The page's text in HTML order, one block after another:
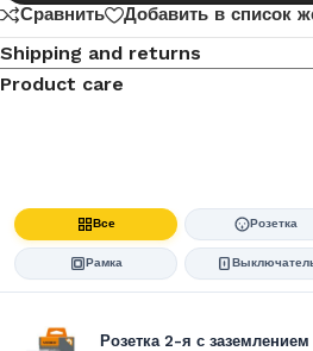
Сравнить Добавить в список
Shipping and returns
Product care
Все Розетка
Рамка
Розетка 2-я с